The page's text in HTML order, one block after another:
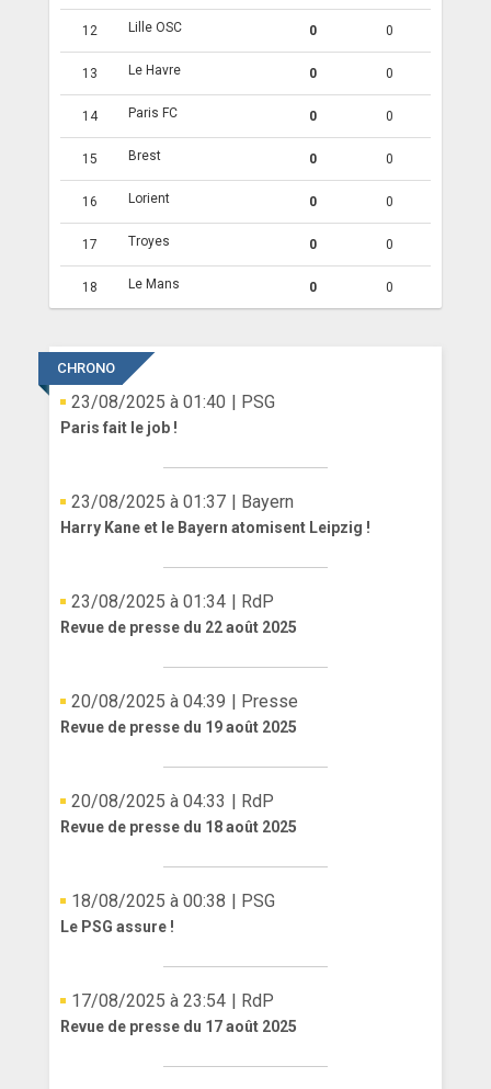
12 Lille OSC 0 0
13 Le Havre 0 0
14 Paris FC 0 0
15 Brest 0 0
16 Lorient 0 0
17 Troyes 0 0
18 Le Mans 0 0
CHRONO
23/08/2025 à 01:40 | PSG
Paris fait le job !
23/08/2025 à 01:37 | Bayern
Harry Kane et le Bayern atomisent Leipzig !
23/08/2025 à 01:34 | RdP
Revue de presse du 22 août 2025
20/08/2025 à 04:39 | Presse
Revue de presse du 19 août 2025
20/08/2025 à 04:33 | RdP
Revue de presse du 18 août 2025
18/08/2025 à 00:38 | PSG
Le PSG assure !
17/08/2025 à 23:54 | RdP
Revue de presse du 17 août 2025